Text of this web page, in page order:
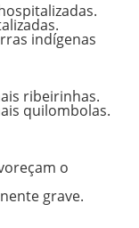
indígenas
ribeirinhas.
quilombolas.
o
grave.